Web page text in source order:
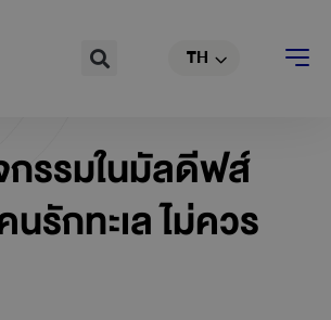
Search TH
CN
กรรมในมัลดีฟส์
รักทะเล ไม่ควร